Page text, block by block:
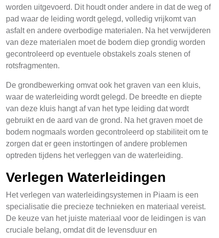
worden uitgevoerd. Dit houdt onder andere in dat de weg of
pad waar de leiding wordt gelegd, volledig vrijkomt van
asfalt en andere overbodige materialen. Na het verwijderen
van deze materialen moet de bodem diep grondig worden
gecontroleerd op eventuele obstakels zoals stenen of
rotsfragmenten.
De grondbewerking omvat ook het graven van een kluis,
waar de waterleiding wordt gelegd. De breedte en diepte
van deze kluis hangt af van het type leiding dat wordt
gebruikt en de aard van de grond. Na het graven moet de
bodem nogmaals worden gecontroleerd op stabiliteit om te
zorgen dat er geen instortingen of andere problemen
optreden tijdens het verleggen van de waterleiding.
Verlegen Waterleidingen
Het verlegen van waterleidingsystemen in Piaam is een
specialisatie die precieze technieken en materiaal vereist.
De keuze van het juiste materiaal voor de leidingen is van
cruciale belang, omdat dit de levensduur en